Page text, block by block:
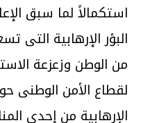
استكمالاً لما سبق
البؤر الإرهابية التى
من الوطن وزعزعة
لقطاع الأمن الوطنى
الإرهابية من إحدى